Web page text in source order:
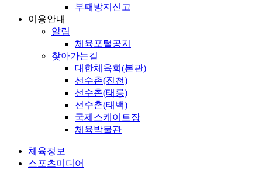
부패방지신고
이용안내
알림
체육포털공지
찾아가는길
대한체육회(본관)
선수촌(진천)
선수촌(태릉)
선수촌(태백)
국제스케이트장
체육박물관
체육정보
스포츠미디어